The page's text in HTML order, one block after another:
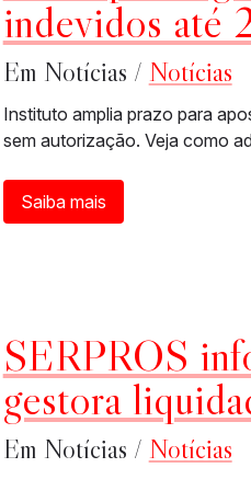
indevidos até
Em Notícias / Notícias
Instituto amplia prazo para
sem autorização. Veja como
Saiba mais
SERPROS
gestora
Em Notícias / Notícias